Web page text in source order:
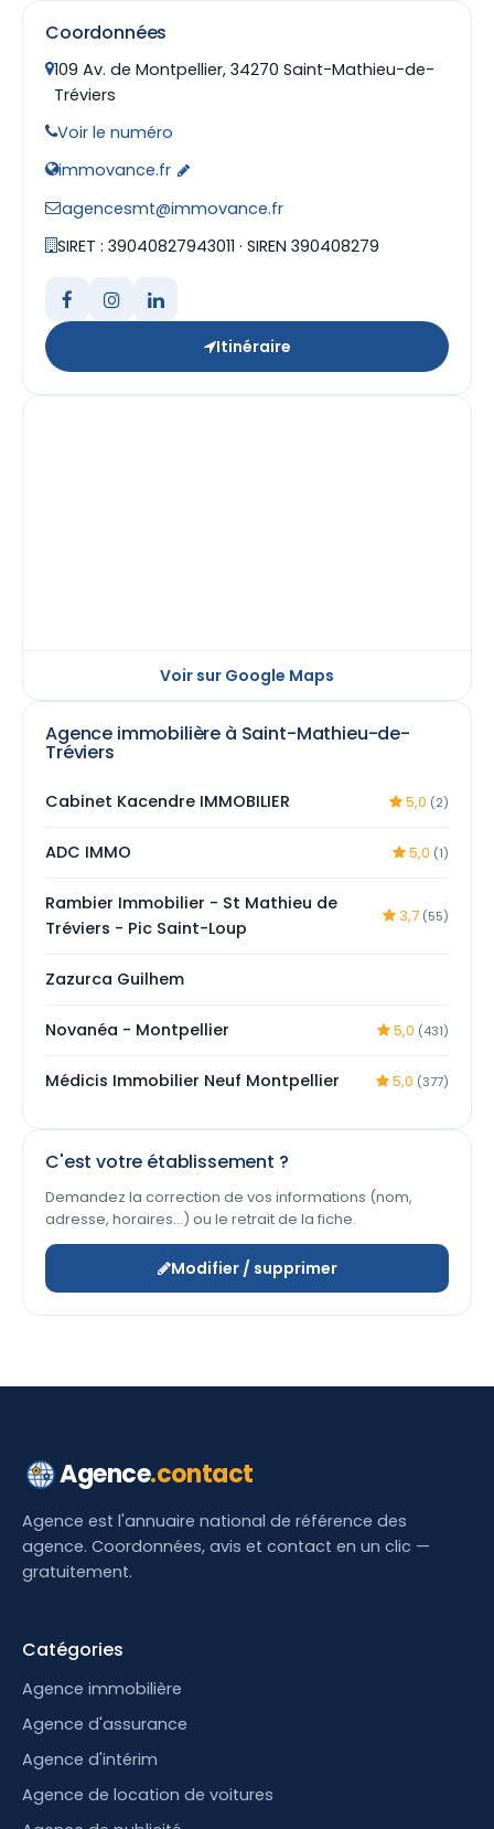
Coordonnées
109 Av. de Montpellier, 34270 Saint-Mathieu-de-
Tréviers
Voir le numéro
immovance.fr
agencesmt@immovance.fr
SIRET : 39040827943011 · SIREN 390408279
Itinéraire
Voir sur Google Maps
Agence immobilière à Saint-Mathieu-de-
Tréviers
Cabinet Kacendre IMMOBILIER 5,0 (2)
ADC IMMO 5,0 (1)
Rambier Immobilier - St Mathieu de
Tréviers - Pic Saint-Loup
3,7 (55)
Zazurca Guilhem
Novanéa - Montpellier 5,0 (431)
Médicis Immobilier Neuf Montpellier 5,0 (377)
C'est votre établissement ?
Demandez la correction de vos informations (nom,
adresse, horaires…) ou le retrait de la fiche.
Modifier / supprimer
Agence.contact
Agence est l'annuaire national de référence des
agence. Coordonnées, avis et contact en un clic —
gratuitement.
Catégories
Agence immobilière
Agence d'assurance
Agence d'intérim
Agence de location de voitures